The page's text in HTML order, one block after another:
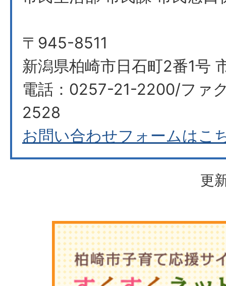
〒945-8511
新潟県柏崎市日石町2番1号
電話：0257-21-2200/ファ
2528
お問い合わせフォームはこ
更